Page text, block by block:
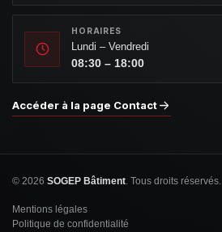
HORAIRES
Lundi – Vendredi
08:30 – 18:00
Accéder à la page Contact
© 2026 SOGEP Bâtiment. Tous droits réservés.
Mentions légales
Politique de confidentialité